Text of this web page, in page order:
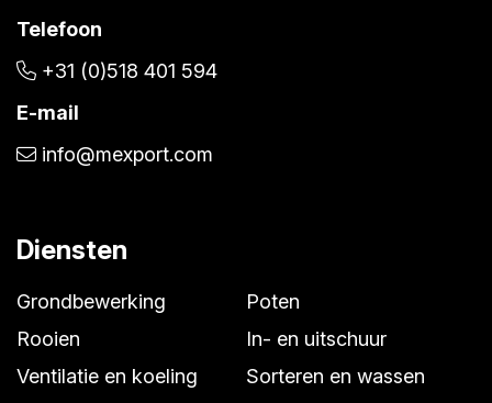
Telefoon
+31 (0)518 401 594
E-mail
info@mexport.com
Diensten
Grondbewerking
Poten
Rooien
In- en uitschuur
Ventilatie en koeling
Sorteren en wassen